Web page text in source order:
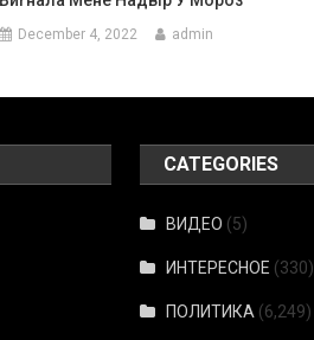
December 4, 2022 admin
CATEGORIES
ВИДЕО (5)
ИНТЕРЕСНОЕ (330)
ПОЛИТИКА (6,249)